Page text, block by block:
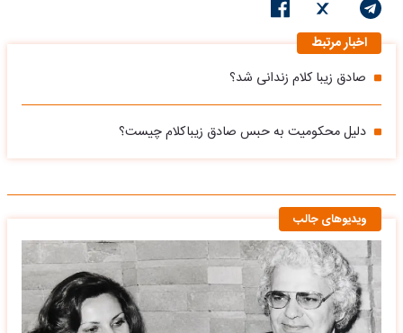
اخبار مرتبط
صادق زیبا‌ کلام زندانی شد؟
دلیل محکومیت به حبس صادق زیباکلام چیست؟
ویدیوهای جالب